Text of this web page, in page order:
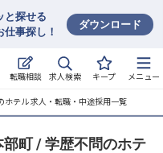
と探せる
仕事探し！
ダウンロード
転職相談 求人検索 キープ メニュー
ホテル 求人・転職・中途採用一覧
町 / 学歴不問のホテ